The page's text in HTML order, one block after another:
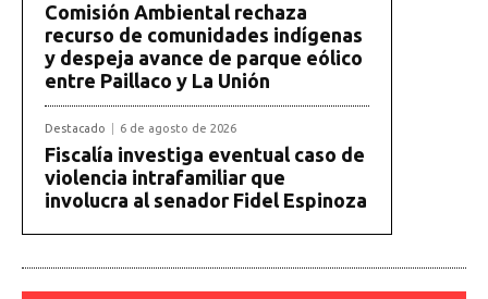
Comisión Ambiental rechaza
recurso de comunidades indígenas
y despeja avance de parque eólico
entre Paillaco y La Unión
Destacado 6 de agosto de 2026
Fiscalía investiga eventual caso de
violencia intrafamiliar que
involucra al senador Fidel Espinoza